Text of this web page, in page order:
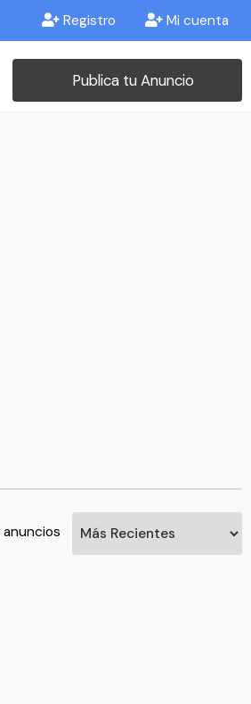
Registro Mi cuenta
Publica tu Anuncio